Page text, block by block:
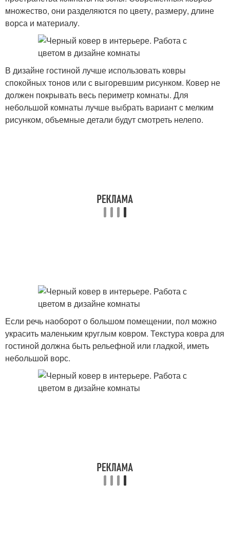
множество, они разделяются по цвету, размеру, длине
ворса и материалу.
В дизайне гостиной лучше использовать ковры
спокойных тонов или с выгоревшим рисунком. Ковер не
должен покрывать весь периметр комнаты. Для
небольшой комнаты лучше выбрать вариант с мелким
рисунком, объемные детали будут смотреть нелепо.
Если речь наоборот о большом помещении, пол можно
украсить маленьким круглым ковром. Текстура ковра для
гостиной должна быть рельефной или гладкой, иметь
небольшой ворс.